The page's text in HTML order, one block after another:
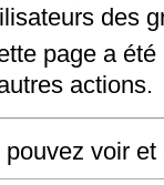
des
page a
actions.
pouvez voir